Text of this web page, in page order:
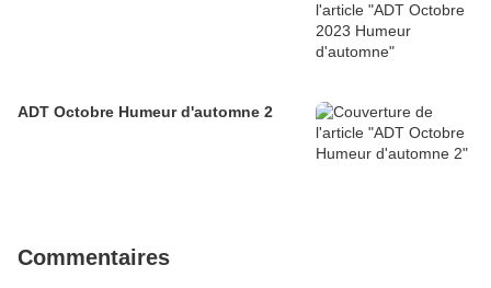
ADT Octobre Humeur d'automne 2
Commentaires